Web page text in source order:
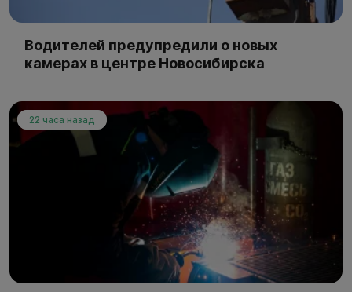
Водителей предупредили о новых
камерах в центре Новосибирска
22 часа назад